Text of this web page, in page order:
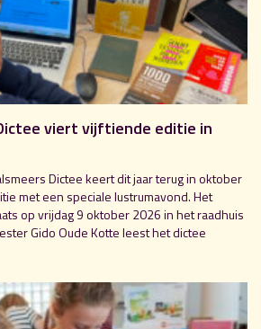
viert vijftiende editie in
Dictee keert dit jaar terug in oktober
met een speciale lustrumavond. Het
op vrijdag 9 oktober 2026 in het raadhuis
Gido Oude Kotte leest het dictee